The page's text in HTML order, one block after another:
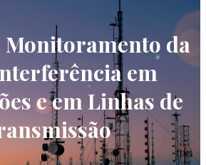
Monitoramento da
em
e em Linhas de